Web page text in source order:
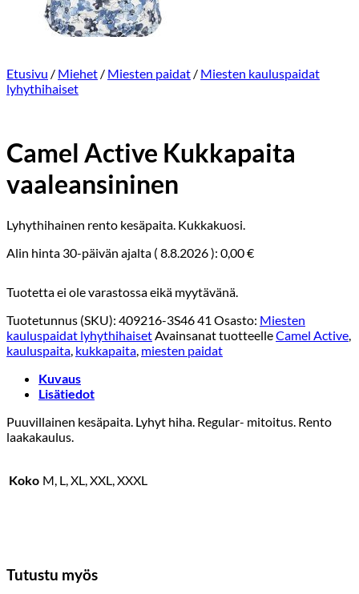
Etusivu / Miehet / Miesten paidat / Miesten kauluspaidat
lyhythihaiset
Camel Active Kukkapaita
vaaleansininen
Lyhythihainen rento kesäpaita. Kukkakuosi.
Alin hinta 30-päivän ajalta ( 8.8.2026): 0,00€
Tuotetta ei ole varastossa eikä myytävänä.
Tuotetunnus (SKU): 409216-3S46 41 Osasto: Miesten
kauluspaidat lyhythihaisetAvainsanat tuotteelleCamel Active,
kauluspaita, kukkapaita, miesten paidat
Kuvaus
Lisätiedot
Puuvillainen kesäpaita. Lyhyt hiha. Regular- mitoitus. Rento
laakakaulus.
Koko M, L, XL, XXL, XXXL
Tutustu myös